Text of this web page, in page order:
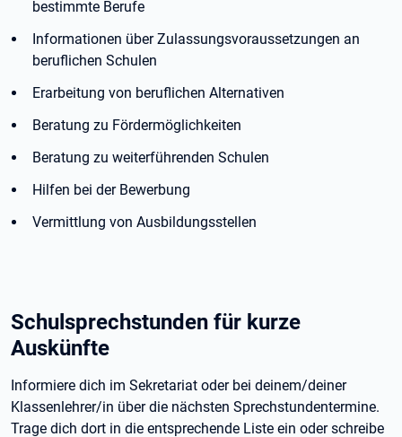
bestimmte Berufe
Informationen über Zulassungsvoraussetzungen an
beruflichen Schulen
Erarbeitung von beruflichen Alternativen
Beratung zu Fördermöglichkeiten
Beratung zu weiterführenden Schulen
Hilfen bei der Bewerbung
Vermittlung von Ausbildungsstellen
Schulsprechstunden für kurze
Auskünfte
Informiere dich im Sekretariat oder bei deinem/deiner
Klassenlehrer/in über die nächsten Sprechstundentermine.
Trage dich dort in die entsprechende Liste ein oder schreibe